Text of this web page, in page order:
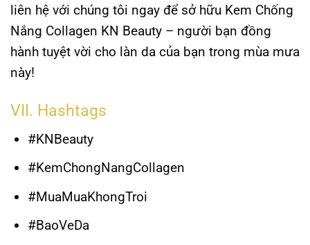
liên hệ với chúng tôi ngay để sở hữu Kem Chống
Nắng Collagen KN Beauty – người bạn đồng
hành tuyệt vời cho làn da của bạn trong mùa mưa
này!
VII. Hashtags
#KNBeauty
#KemChongNangCollagen
#MuaMuaKhongTroi
#BaoVeDa